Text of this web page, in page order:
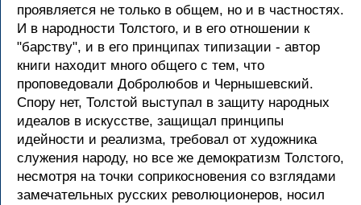
проявляется не только в общем, но и в частностях.
И в народности Толстого, и в его отношении к
"барству", и в его принципах типизации - автор
книги находит много общего с тем, что
проповедовали Добролюбов и Чернышевский.
Спору нет, Толстой выступал в защиту народных
идеалов в искусстве, защищал принципы
идейности и реализма, требовал от художника
служения народу, но все же демократизм Толстого,
несмотря на точки соприкосновения со взглядами
замечательных русских революционеров, носил